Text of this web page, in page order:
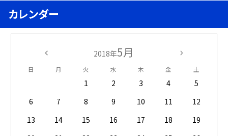
カレンダー
2018年5月
日 月 火 水 木 金 土
1 2 3 4
5
6
7 8 9 10 11
12
13
14 15 16 17 18
19